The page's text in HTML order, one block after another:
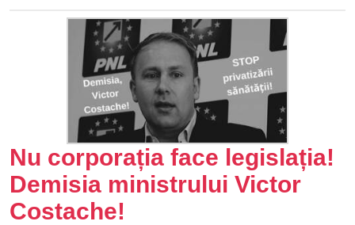
Nu corporația face legislația!
Demisia ministrului Victor
Costache!